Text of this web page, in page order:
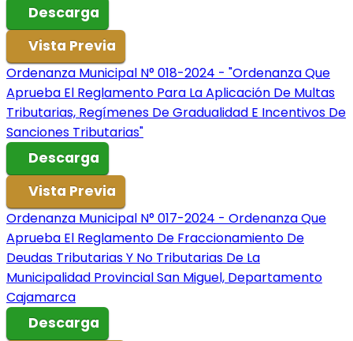
Descarga
Vista Previa
Ordenanza Municipal N° 018-2024 - "Ordenanza Que
Aprueba El Reglamento Para La Aplicación De Multas
Tributarias, Regímenes De Gradualidad E Incentivos De
Sanciones Tributarias"
Descarga
Vista Previa
Ordenanza Municipal N° 017-2024 - Ordenanza Que
Aprueba El Reglamento De Fraccionamiento De
Deudas Tributarias Y No Tributarias De La
Municipalidad Provincial San Miguel, Departamento
Cajamarca
Descarga